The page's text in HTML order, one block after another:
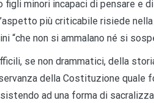
minori incapaci di pensare e
più criticabile risiede
non si ammalano né si
se non drammatici, della
della Costituzione
ad una forma di